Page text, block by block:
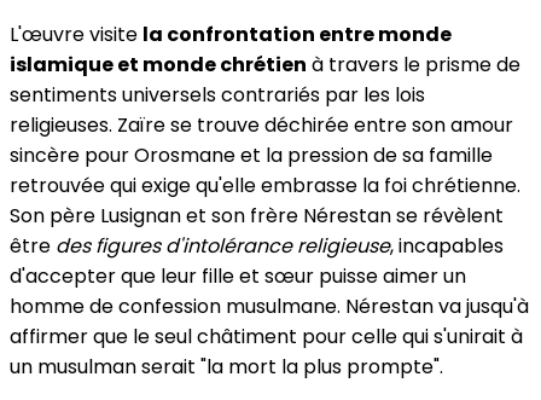
L'œuvre visite la confrontation entre monde
islamique et monde chrétien à travers le prisme de
sentiments universels contrariés par les lois
religieuses. Zaïre se trouve déchirée entre son amour
sincère pour Orosmane et la pression de sa famille
retrouvée qui exige qu'elle embrasse la foi chrétienne.
Son père Lusignan et son frère Nérestan se révèlent
être des figures d'intolérance religieuse, incapables
d'accepter que leur fille et sœur puisse aimer un
homme de confession musulmane. Nérestan va jusqu'à
affirmer que le seul châtiment pour celle qui s'unirait à
un musulman serait "la mort la plus prompte".